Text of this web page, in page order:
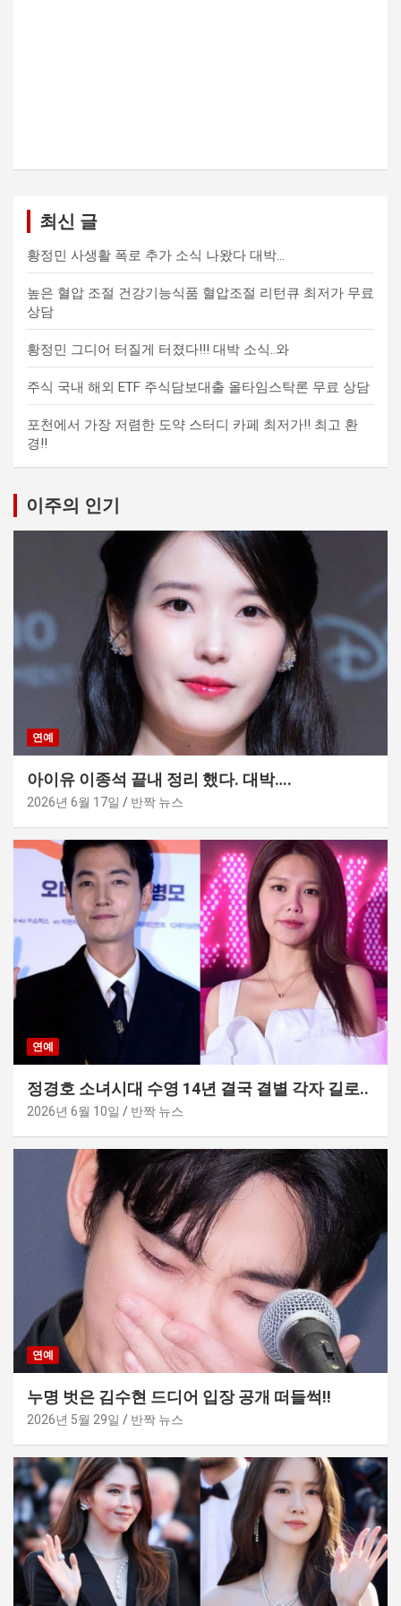
최신 글
황정민 사생활 폭로 추가 소식 나왔다 대박…
높은 혈압 조절 건강기능식품 혈압조절 리턴큐 최저가 무료
상담
황정민 그디어 터질게 터졌다!!! 대박 소식..와
주식 국내 해외 ETF 주식담보대출 올타임스탁론 무료 상담
포천에서 가장 저렴한 도약 스터디 카페 최저가!! 최고 환
경!!
이주의 인기
연예
아이유 이종석 끝내 정리 했다. 대박….
2026년 6월 17일 반짝 뉴스
연예
정경호 소녀시대 수영 14년 결국 결별 각자 길로..
2026년 6월 10일 반짝 뉴스
연예
누명 벗은 김수현 드디어 입장 공개 떠들썩!!
2026년 5월 29일 반짝 뉴스